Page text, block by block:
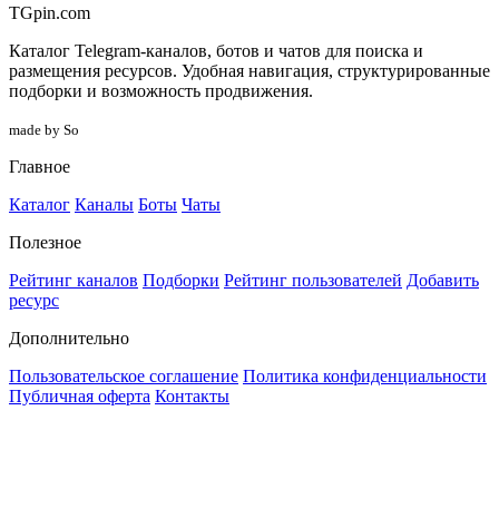
TGpin.com
Каталог Telegram-каналов, ботов и чатов для поиска и
размещения ресурсов. Удобная навигация, структурированные
подборки и возможность продвижения.
made by So
Главное
Каталог Каналы Боты Чаты
Полезное
Рейтинг каналов Подборки Рейтинг пользователей Добавить
ресурс
Дополнительно
Пользовательское соглашение Политика конфиденциальности
Публичная оферта Контакты